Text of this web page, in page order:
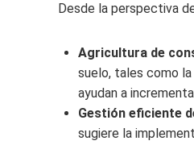
Desde la perspectiva
Agricultura de
suelo, tales como
ayudan a
Gestión eficiente
sugiere la